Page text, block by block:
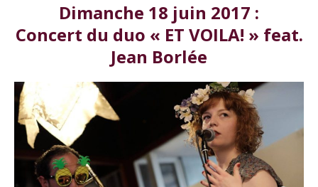
Dimanche 18 juin 2017 :
Concert du duo « ET VOILA! » feat.
Jean Borlée